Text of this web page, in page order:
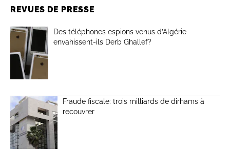
REVUES DE PRESSE
Des téléphones espions venus d’Algérie
envahissent-ils Derb Ghallef?
Fraude fiscale: trois milliards de dirhams à
recouvrer